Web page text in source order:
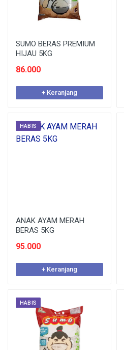
SUMO BERAS PREMIUM
HIJAU 5KG
86.000
+ Keranjang
HABIS
ANAK AYAM MERAH
BERAS 5KG
95.000
+ Keranjang
HABIS